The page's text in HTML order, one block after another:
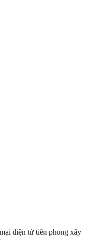
điện tử tiên phong xây